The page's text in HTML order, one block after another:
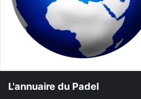
L'annuaire du Padel